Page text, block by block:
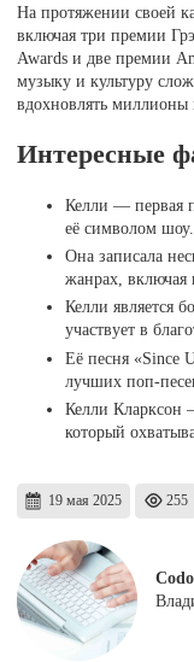
На протяжении своей
включая три премии
Awards и две премии
музыку и культуру
вдохновлять
Интересные
Келли — первая
её символом шоу.
Она записала
жанрах, включая
Келли является
участвует в
Её песня «Since
лучших поп-
Келли Кларксон
который
19 мая 2025 255